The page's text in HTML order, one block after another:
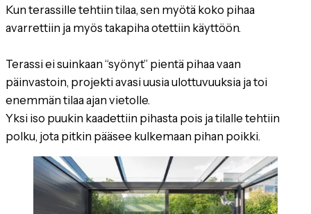
Kun terassille tehtiin tilaa, sen myötä koko pihaa
avarrettiin ja myös takapiha otettiin käyttöön.
Terassi ei suinkaan “syönyt” pientä pihaa vaan
päinvastoin, projekti avasi uusia ulottuvuuksia ja toi
enemmän tilaa ajan vietolle.
Yksi iso puukin kaadettiin pihasta pois ja tilalle tehtiin
polku, jota pitkin pääsee kulkemaan pihan poikki.